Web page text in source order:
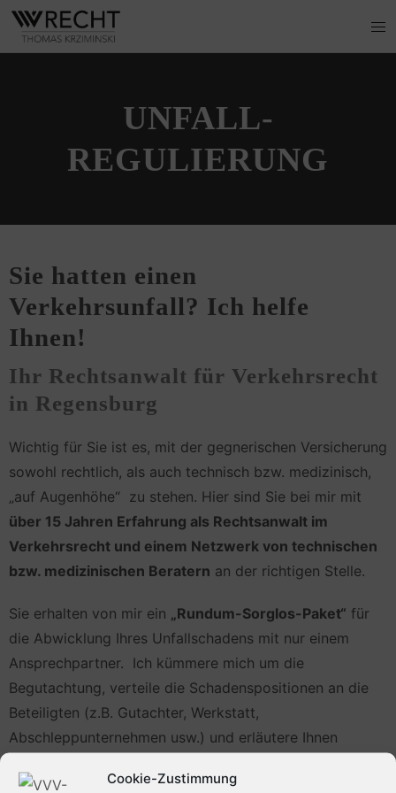
Cookie-Zustimmung
UNFALL­
REGULIERUNG
Sie hatten einen
Verkehrsunfall? Ich helfe
Ihnen!
Ihr Rechtsanwalt für Verkehrsrecht
in Regensburg
Wichtig für Sie ist es, mit der gegnerischen Versicherung
sowohl rechtlich, als auch technisch bzw. medizinisch,
„auf Augenhöhe“ zu stehen. Hier sind Sie bei mir mit
über 15 Jahren Erfahrung als Rechtsanwalt im
Verkehrsrecht und einem Netzwerk von technischen
bzw. medizinischen Beratern an der richtigen Stelle.
Sie erhalten von mir ein „Rundum-Sorglos-Paket“ für
die Abwicklung Ihres Unfallschadens mit nur einem
Ansprechpartner. Ich kümmere mich um die
Begutachtung, verteile die Schadenspositionen an die
Beteiligten (z.B. Gutachter, Werkstatt,
Abschleppunternehmen usw.) und erläutere Ihnen
Abrechnungsmöglichkeiten; sofern gewünscht, auch